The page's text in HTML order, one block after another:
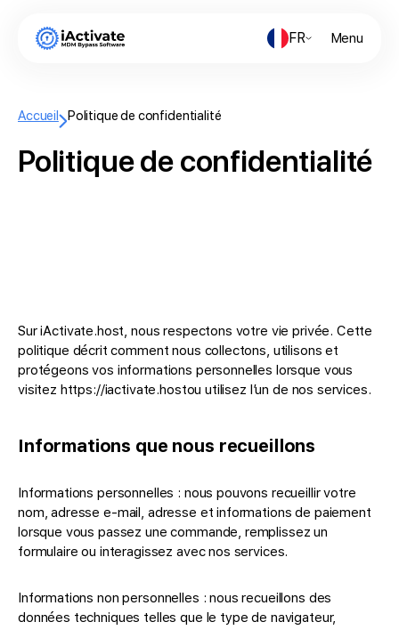
FR Menu
Accueil Politique de confidentialité
Politique de confidentialité
Sur iActivate.host, nous respectons votre vie privée. Cette
politique décrit comment nous collectons, utilisons et
protégeons vos informations personnelles lorsque vous
visitez https://iactivate.hostou utilisez l’un de nos services.
Informations que nous recueillons
Informations personnelles : nous pouvons recueillir votre
nom, adresse e-mail, adresse et informations de paiement
lorsque vous passez une commande, remplissez un
formulaire ou interagissez avec nos services.
Informations non personnelles : nous recueillons des
données techniques telles que le type de navigateur,